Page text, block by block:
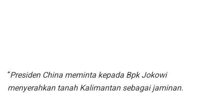
“Presiden China meminta kepada Bpk Jokowi
menyerahkan tanah Kalimantan sebagai jaminan.